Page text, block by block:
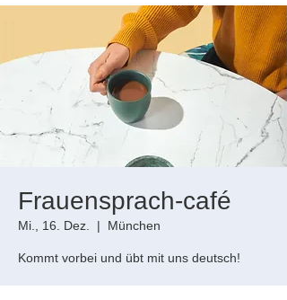
Frauensprach-café
Mi., 16. Dez.
  |
München
Kommt vorbei und übt mit uns deutsch!